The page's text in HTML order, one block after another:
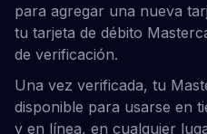
para agregar una nueva
tu tarjeta de débito
de verificación.
Una vez verificada, tu
disponible para usarse en
y en línea, en cualquier